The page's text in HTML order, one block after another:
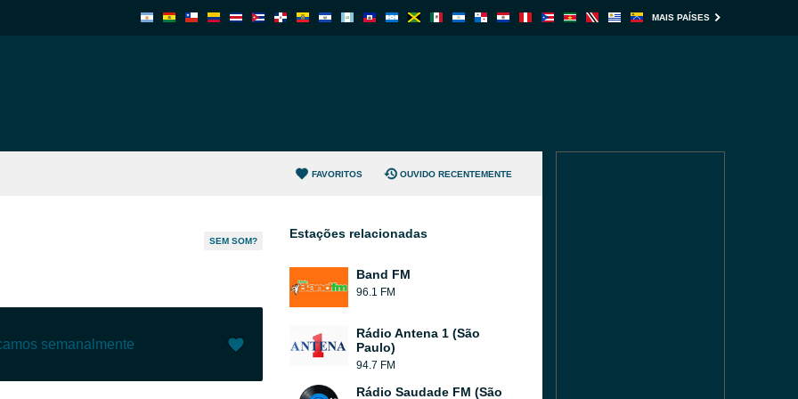
MAIS PAÍSES
FAVORITOS OUVIDO RECENTEMENTE
SEM SOM?
semanalmente
Estações relacionadas
Band FM
96.1 FM
Rádio Antena 1 (São
Paulo)
94.7 FM
Rádio Saudade FM (São